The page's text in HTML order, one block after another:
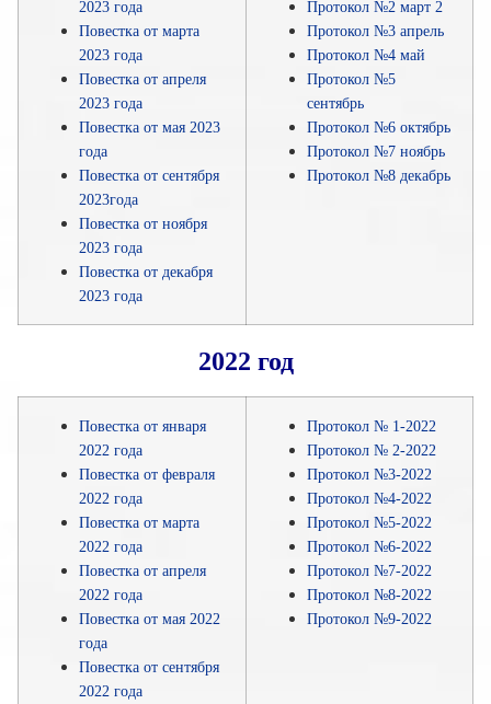
2023 года
Повестка от марта
2023 года
Повестка от апреля
2023 года
Повестка от мая 2023
года
Повестка от сентября
2023года
Повестка от ноября
2023 года
Повестка от декабря
2023 года
Протокол №2 март 2
Протокол №3 апрель
Протокол №4 май
Протокол №5
сентябрь
Протокол №6 октябрь
Протокол №7 ноябрь
Протокол №8 декабрь
2022 год
Повестка от января
2022 года
Повестка от февраля
2022 года
Повестка от марта
2022 года
Повестка от апреля
2022 года
Повестка от мая 2022
года
Повестка от сентября
2022 года
Протокол № 1-2022
Протокол № 2-2022
Протокол №3-2022
Протокол №4-2022
Протокол №5-2022
Протокол №6-2022
Протокол №7-2022
Протокол №8-2022
Протокол №9-2022